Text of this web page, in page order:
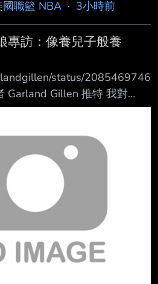
國職籃 NBA · 3小時前
專訪：像養兒子般養
status/2085469746
Garland Gillen 推特 我對
(鵜鶘闆娘)專訪時， 與她詢
， 球員都敬重他，他也敬重
」 談到 Zion Williamson
得我們像是看著 Zion 長大
歲時就選了他進來。 現在他
吃